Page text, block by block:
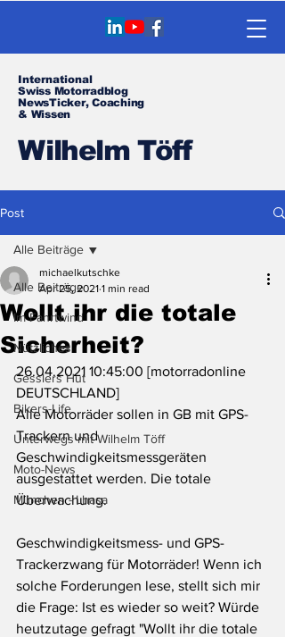
International
Swiss Motorradblog
NewsTicker, Coaching
& Wissen
Wilhelm Töff
Post
Alle Beiträge
Im Fahrtwind
Nützliches
Gesslers Hut
Bikers-Life
Unterwegs mit Wilhelm Töff
Moto-News
München - Lhasa
Alle Beiträge
Wollt ihr die totale
Sicherheit?
michaelkutschke
Apr 25, 2021 1 min read
26.04.2021 10:45:00 [motorradonline
DEUTSCHLAND]
Alle Motorräder sollen in GB mit GPS-
Trackern und
Geschwindigkeitsmessgeräten
ausgestattet werden. Die totale
Überwachung.
Geschwindigkeitsmess- und GPS-
Trackerzwang für Motorräder! Wenn ich
solche Forderungen lese, stellt sich mir
die Frage: Ist es wieder so weit? Würde
heutzutage gefragt "Wollt ihr die totale